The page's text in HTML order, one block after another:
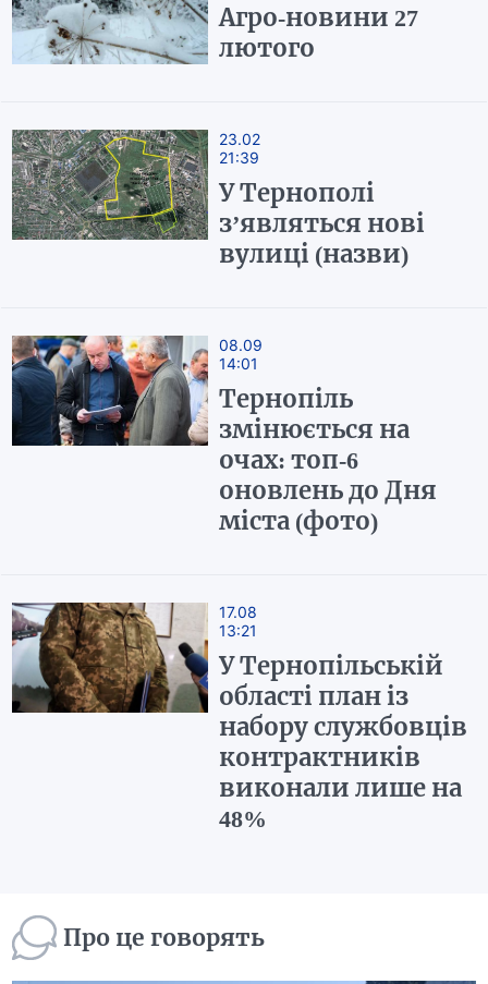
Агро-новини 27
лютого
23.02
21:39
У Тернополі
з’являться нові
вулиці (назви)
08.09
14:01
Тернопіль
змінюється на
очах: топ-6
оновлень до Дня
міста (фото)
17.08
13:21
У Тернопільській
області план із
набору службовців
контрактників
виконали лише на
48%
Про це говорять